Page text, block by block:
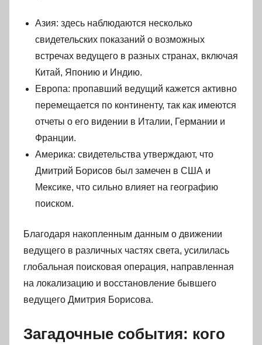
Азия: здесь наблюдаются несколько
свидетельских показаний о возможных
встречах ведущего в разных странах, включая
Китай, Японию и Индию.
Европа: пропавший ведущий кажется активно
перемещается по континенту, так как имеются
отчеты о его видении в Италии, Германии и
Франции.
Америка: свидетельства утверждают, что
Дмитрий Борисов был замечен в США и
Мексике, что сильно влияет на географию
поиском.
Благодаря накопленным данным о движении
ведущего в различных частях света, усилилась
глобальная поисковая операция, направленная
на локализацию и восстановление бывшего
ведущего Дмитрия Борисова.
Загадочные события: кого